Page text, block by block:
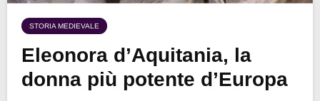
STORIA MEDIEVALE
Eleonora d’Aquitania, la
donna più potente d’Europa